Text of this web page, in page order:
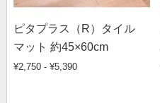
ピタプラス（R）タイル
マット 約45×60cm
¥2,750 - ¥5,390